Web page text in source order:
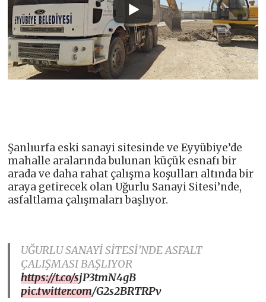
Şanlıurfa eski sanayi sitesinde ve Eyyübiye’de
mahalle aralarında bulunan küçük esnafı bir
arada ve daha rahat çalışma koşulları altında bir
araya getirecek olan Uğurlu Sanayi Sitesi’nde,
asfaltlama çalışmaları başlıyor.
UĞURLU SANAYİ SİTESİ’NDE ASFALT
ÇALIŞMASI BAŞLIYOR
https://t.co/sjP3tmN4gB
pic.twitter.com/G2s2BRTRPv